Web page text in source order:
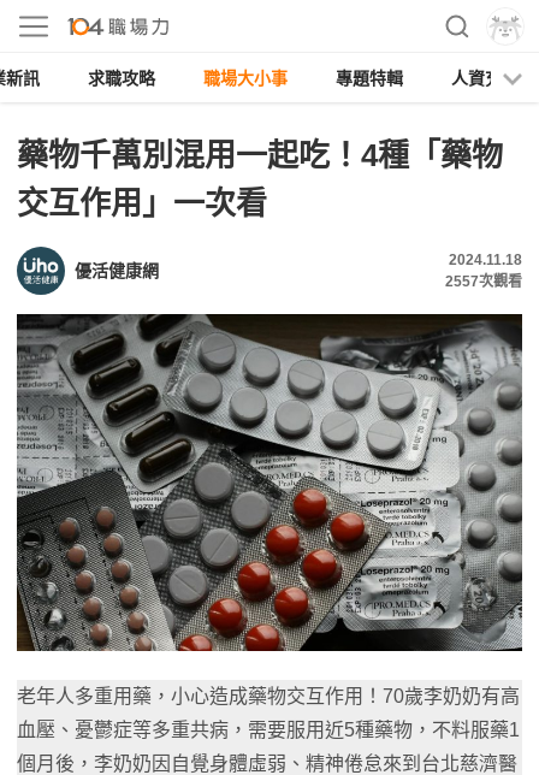
新訊 求職攻略 職場大小事 專題特輯 人資充電
藥物千萬別混用一起吃！4種「藥物
交互作用」一次看
優活健康網
2024.11.18
2557次觀看
老年人多重用藥，小心造成藥物交互作用！70歲李奶奶有高
血壓、憂鬱症等多重共病，需要服用近5種藥物，不料服藥1
個月後，李奶奶因自覺身體虛弱、精神倦怠來到台北慈濟醫